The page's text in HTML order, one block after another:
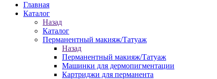
Главная
Каталог
Назад
Каталог
Перманентный макияж/Татуаж
Назад
Перманентный макияж/Татуаж
Машинки для дермопигментации
Картриджи для перманента